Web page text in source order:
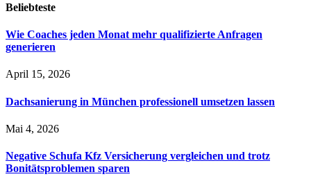
Beliebteste
Wie Coaches jeden Monat mehr qualifizierte Anfragen
generieren
April 15, 2026
Dachsanierung in München professionell umsetzen lassen
Mai 4, 2026
Negative Schufa Kfz Versicherung vergleichen und trotz
Bonitätsproblemen sparen